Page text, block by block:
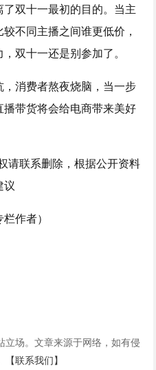
双十一最初的目的。当主
不同主播之间谁更低价，
双十一还是别参加了。
消费者熬夜烧脑，当一步
带货将会给电商带来美好
请联系删除，根据公开资料
议
作者）
场。文章来源于网络，如有侵
【联系我们】